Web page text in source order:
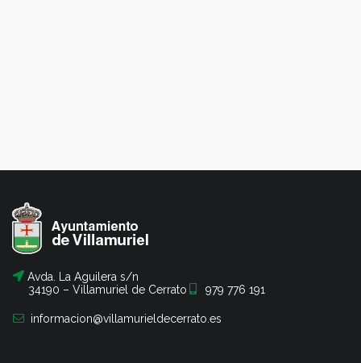
Avda. La Aguilera s/n
34190 – Villamuriel de Cerrato
979 776 191
informacion@villamurieldecerrato.es